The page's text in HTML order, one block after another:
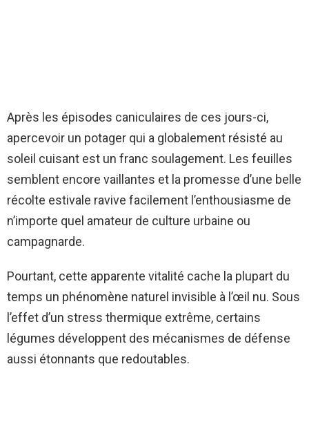
Après les épisodes caniculaires de ces jours-ci,
apercevoir un potager qui a globalement résisté au
soleil cuisant est un franc soulagement. Les feuilles
semblent encore vaillantes et la promesse d’une belle
récolte estivale ravive facilement l’enthousiasme de
n’importe quel amateur de culture urbaine ou
campagnarde.
Pourtant, cette apparente vitalité cache la plupart du
temps un phénomène naturel invisible à l’œil nu. Sous
l’effet d’un stress thermique extrême, certains
légumes développent des mécanismes de défense
aussi étonnants que redoutables.